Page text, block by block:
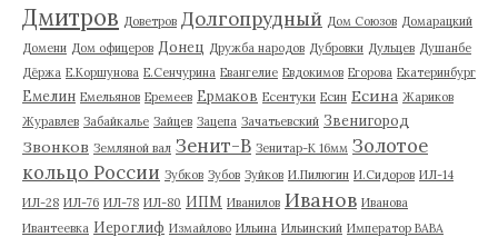
Дмитров Доветров Долгопрудный Дом Союзов Домарацкий
Домени Дом офицеров Донец Дружба народов Дубровки Дульцев Душанбе
Дёржа Е.Коршунова Е.Сенчурина Евангелие Евдокимов Егорова Екатеринбург
Емелин Емельянов Еремеев Ермаков Есентуки Есин Есина Жариков
Журавлев Забайкалье Зайцев Зацепа Зачатьевский Звенигород
Звонков Земляной вал Зенит-В Зенитар-К 16мм Золотое
кольцо России Зубков Зубов Зуйков И.Пилюгин И.Сидоров ИЛ-14
ИЛ-28 ИЛ-76 ИЛ-78 ИЛ-80 ИПМ Иванилов Иванов Иванова
Ивантеевка Иероглиф Измайлово Ильина Ильинский Император ВАВА